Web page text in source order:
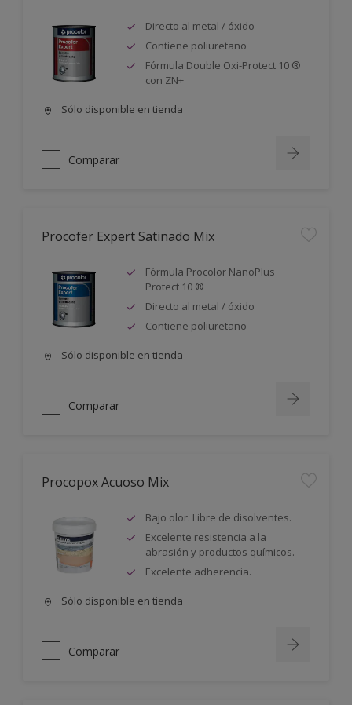
Directo al metal / óxido
Contiene poliuretano
Fórmula Double Oxi-Protect 10 ®
con ZN+
Sólo disponible en tienda
Comparar
Procofer Expert Satinado Mix
Fórmula Procolor NanoPlus
Protect 10 ®
Directo al metal / óxido
Contiene poliuretano
Sólo disponible en tienda
Comparar
Procopox Acuoso Mix
Bajo olor. Libre de disolventes.
Excelente resistencia a la
abrasión y productos químicos.
Excelente adherencia.
Sólo disponible en tienda
Comparar